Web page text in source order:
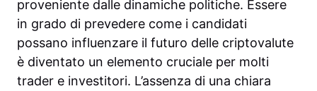
proveniente dalle dinamiche politiche. Essere
in grado di prevedere come i candidati
possano influenzare il futuro delle criptovalute
è diventato un elemento cruciale per molti
trader e investitori. L’assenza di una chiara